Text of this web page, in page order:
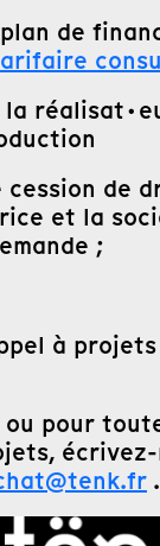
de
la
cession de
et la
;
à
ou pour
.